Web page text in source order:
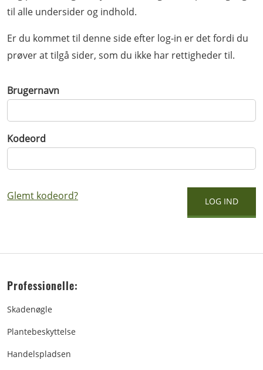
til alle undersider og indhold.
Er du kommet til denne side efter log-in er det fordi du
prøver at tilgå sider, som du ikke har rettigheder til.
Brugernavn
Kodeord
Glemt kodeord?
Professionelle:
Skadenøgle
Plantebeskyttelse
Handelspladsen